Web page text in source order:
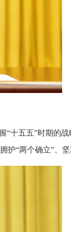
“十五五”时期的
“两个确立”、坚